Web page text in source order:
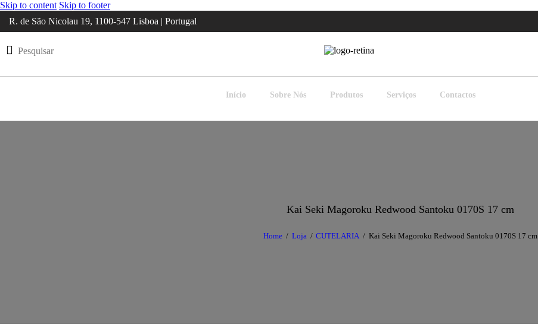
Skip to content Skip to footer
R. de São Nicolau 19, 1100-547 Lisboa | Portugal
Início Sobre Nós Produtos Serviços Contactos
Kai Seki Magoroku Redwood Santoku 0170S 17 cm
Home Loja CUTELARIA Kai Seki Magoroku Redwood Santoku 0170S 17 cm